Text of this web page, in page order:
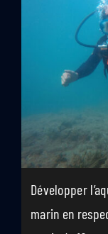
Développer
marin en